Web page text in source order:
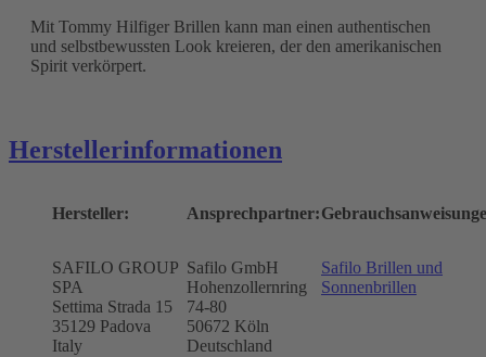
Mit Tommy Hilfiger Brillen kann man einen authentischen
und selbstbewussten Look kreieren, der den amerikanischen
Spirit verkörpert.
Herstellerinformationen
Hersteller:
SAFILO GROUP
SPA
Settima Strada 15
35129 Padova
Italy
Ansprechpartner:
Safilo GmbH
Hohenzollernring
74-80
50672 Köln
Deutschland
Safilo Brillen und
Sonnenbrillen